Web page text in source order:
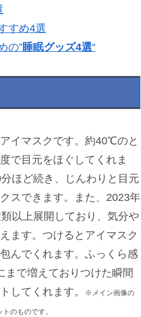
すめ4選
の”睡眠グッズ4選“
イマスクです。約40℃のと
で目元をほぐしてくれま
ほど続き、じんわりと目元
スできます。また、2023年
以上展開しており、気分や
ます。つけるとアイマスク
んでくれます。ふっくら感
まで増えておりつけた瞬間
してくれます。
※メイン画像の
のものです。